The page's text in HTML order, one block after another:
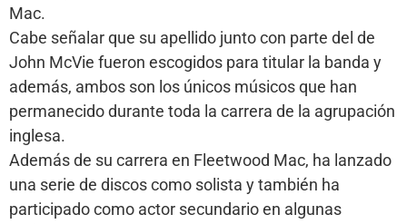
Mac.
Cabe señalar que su apellido junto con parte del de
John McVie fueron escogidos para titular la banda y
además, ambos son los únicos músicos que han
permanecido durante toda la carrera de la agrupación
inglesa.
Además de su carrera en Fleetwood Mac, ha lanzado
una serie de discos como solista y también ha
participado como actor secundario en algunas